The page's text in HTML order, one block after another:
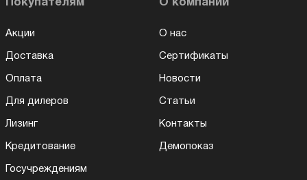
Покупателям
Акции
Доставка
Оплата
Для дилеров
Лизинг
Кредитование
Госучреждениям
О компании
О нас
Сертификаты
Новости
Статьи
Контакты
Демопоказ